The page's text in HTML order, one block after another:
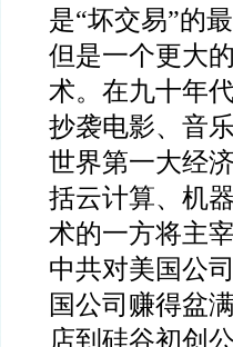
是“坏交易”的
但是一个更大
术。在九十年
抄袭电影、音
世界第一大经
括云计算、机
术的一方将主
中共对美国公
国公司赚得盆
店到硅谷初创